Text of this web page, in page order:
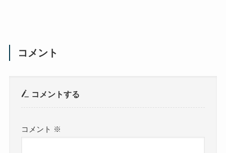
コメント
コメントする
コメント ※